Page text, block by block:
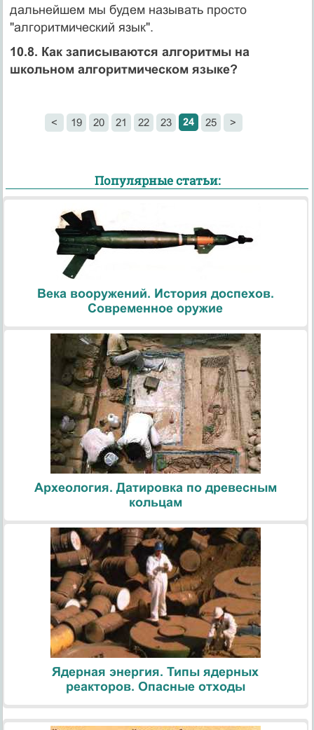
дальнейшем мы будем называть просто
"алгоритмический язык".
10.8. Как записываются алгоритмы на
школьном алгоритмическом языке?
< 19 20 21 22 23 24 25 >
Популярные статьи:
Века вооружений. История доспехов.
Современное оружие
Археология. Датировка по древесным
кольцам
Ядерная энергия. Типы ядерных
реакторов. Опасные отходы